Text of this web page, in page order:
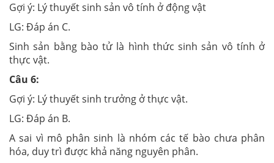
Gợi ý: Lý thuyết sinh sản vô tính ở động vật
LG: Đáp án C.
Sinh sản bằng bào tử là hình thức sinh sản vô tính ở
thực vật.
Câu 6:
Gợi ý: Lý thuyết sinh trưởng ở thực vật.
LG: Đáp án B.
A sai vì mô phân sinh là nhóm các tế bào chưa phân
hóa, duy trì được khả năng nguyên phân.